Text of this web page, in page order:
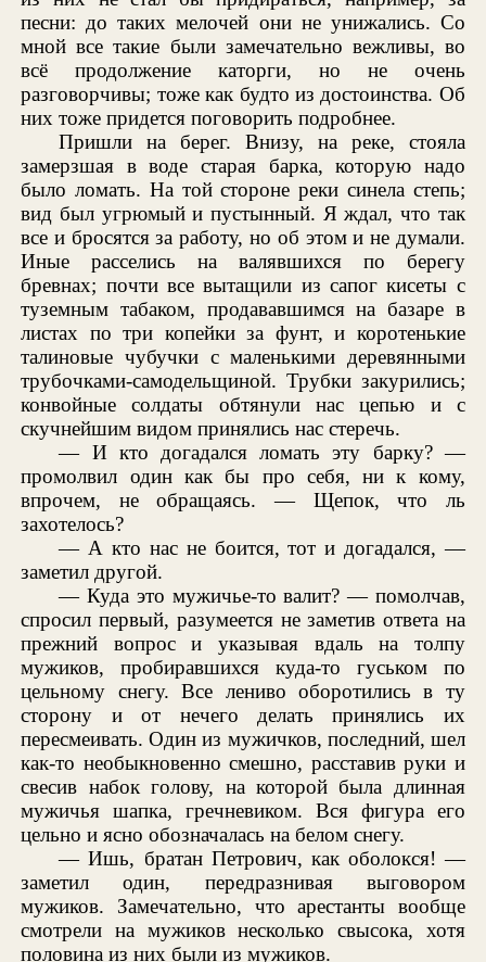
песни: до таких мелочей они не унижались. Со
мной все такие были замечательно вежливы, во
всё продолжение каторги, но не очень
разговорчивы; тоже как будто из достоинства. Об
них тоже придется поговорить подробнее.
Пришли на берег. Внизу, на реке, стояла
замерзшая в воде старая барка, которую надо
было ломать. На той стороне реки синела степь;
вид был угрюмый и пустынный. Я ждал, что так
все и бросятся за работу, но об этом и не думали.
Иные расселись на валявшихся по берегу
бревнах; почти все вытащили из сапог кисеты с
туземным табаком, продававшимся на базаре в
листах по три копейки за фунт, и коротенькие
талиновые чубучки с маленькими деревянными
трубочками-самодельщиной. Трубки закурились;
конвойные солдаты обтянули нас цепью и с
скучнейшим видом принялись нас стеречь.
— И кто догадался ломать эту барку? —
промолвил один как бы про себя, ни к кому,
впрочем, не обращаясь. — Щепок, что ль
захотелось?
— А кто нас не боится, тот и догадался, —
заметил другой.
— Куда это мужичье-то валит? — помолчав,
спросил первый, разумеется не заметив ответа на
прежний вопрос и указывая вдаль на толпу
мужиков, пробиравшихся куда-то гуськом по
цельному снегу. Все лениво оборотились в ту
сторону и от нечего делать принялись их
пересмеивать. Один из мужичков, последний, шел
как-то необыкновенно смешно, расставив руки и
свесив набок голову, на которой была длинная
мужичья шапка, гречневиком. Вся фигура его
цельно и ясно обозначалась на белом снегу.
— Ишь, братан Петрович, как оболокся! —
заметил один, передразнивая выговором
мужиков. Замечательно, что арестанты вообще
смотрели на мужиков несколько свысока, хотя
половина из них были из мужиков.